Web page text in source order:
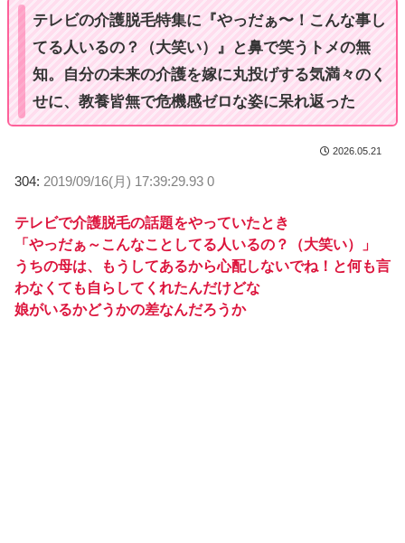
テレビの介護脱毛特集に『やっだぁ〜！こんな事し
てる人いるの？（大笑い）』と鼻で笑うトメの無
知。自分の未来の介護を嫁に丸投げする気満々のく
せに、教養皆無で危機感ゼロな姿に呆れ返った
2026.05.21
304: 2019/09/16(月) 17:39:29.93 0
テレビで介護脱毛の話題をやっていたとき
「やっだぁ～こんなことしてる人いるの？（大笑い）」
うちの母は、もうしてあるから心配しないでね！と何も言
わなくても自らしてくれたんだけどな
娘がいるかどうかの差なんだろうか